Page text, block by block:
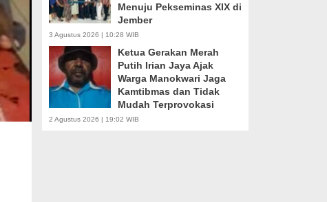
Menuju Pekseminas XIX di
Jember
3 Agustus 2026 | 10:28 WIB
Ketua Gerakan Merah
Putih Irian Jaya Ajak
Warga Manokwari Jaga
Kamtibmas dan Tidak
Mudah Terprovokasi
2 Agustus 2026 | 19:02 WIB